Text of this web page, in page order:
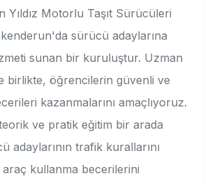
Yıldız Motorlu Taşıt Sürücüleri
sürücü adaylarına
sunan bir kuruluştur. Uzman
birlikte, öğrencilerin güvenli ve
kazanmalarını amaçlıyoruz.
ve pratik eğitim bir arada
adaylarının trafik kurallarını
kullanma becerilerini